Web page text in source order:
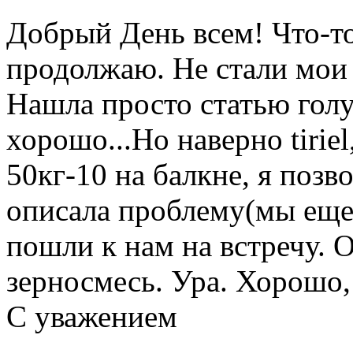
Добрый День всем! Что-
продолжаю. Не стали мои
Нашла просто статью
хорошо...Но наверно
50кг-10 на балкне, я
описала проблему(мы
пошли к нам на встречу.
зерносмесь. Ура.
С уважением